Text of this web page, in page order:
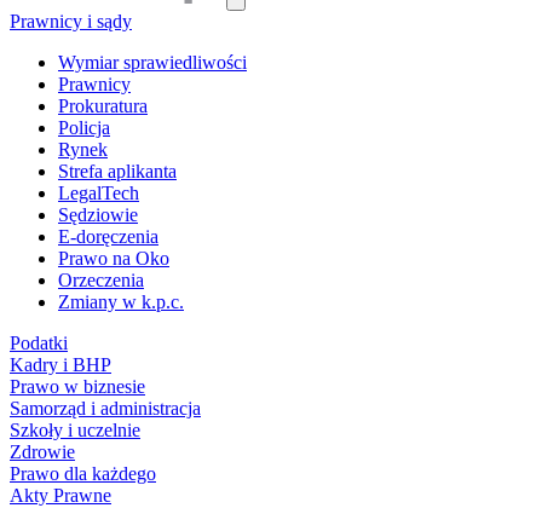
Prawnicy i sądy
Wymiar sprawiedliwości
Prawnicy
Prokuratura
Policja
Rynek
Strefa aplikanta
LegalTech
Sędziowie
E-doręczenia
Prawo na Oko
Orzeczenia
Zmiany w k.p.c.
Podatki
Kadry i BHP
Prawo w biznesie
Samorząd i administracja
Szkoły i uczelnie
Zdrowie
Prawo dla każdego
Akty Prawne